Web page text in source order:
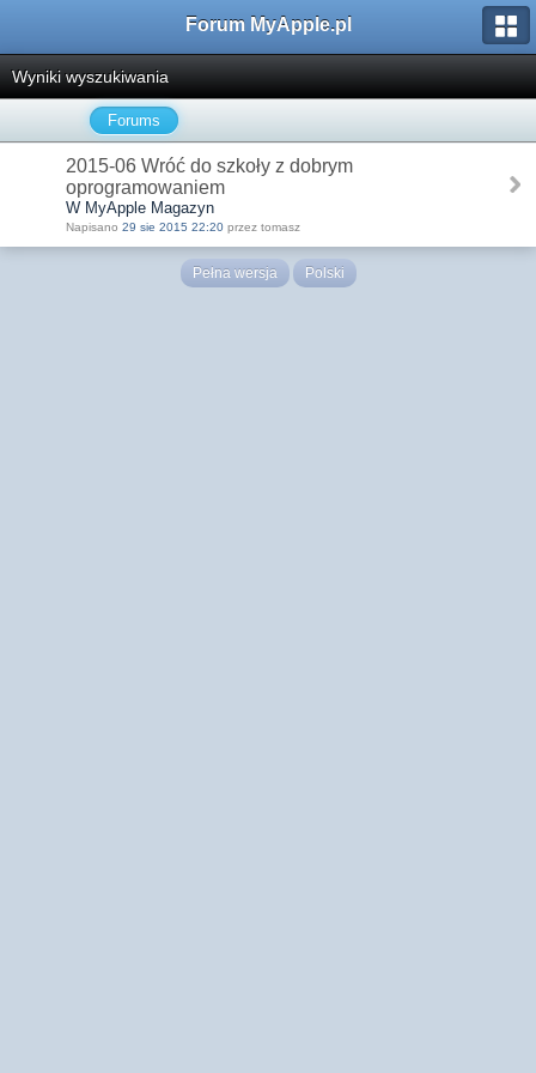
Forum MyApple.pl
Wyniki wyszukiwania
Forums
2015-06 Wróć do szkoły z dobrym
oprogramowaniem
W MyApple Magazyn
Napisano 29 sie 2015 22:20 przez tomasz
Pełna wersja Polski